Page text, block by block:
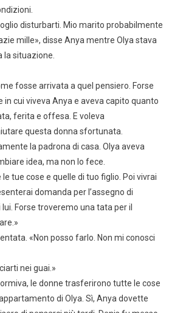
disturbarti. Mio marito probabilmente
mille», disse Anya mentre Olya stava
situazione.
fosse arrivata a quel pensiero. Forse
in cui viveva Anya e aveva capito quanto
ferita e offesa. E voleva
questa donna sfortunata.
la padrona di casa. Olya aveva
idea, ma non lo fece.
tue cose e quelle di tuo figlio. Poi vivrai
domanda per l’assegno di
Forse troveremo una tata per il
«Non posso farlo. Non mi conosci
nei guai.»
le donne trasferirono tutte le cose
di Olya. Sì, Anya dovette